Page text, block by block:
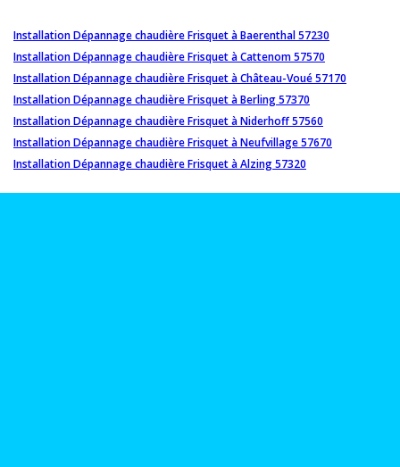
Installation Dépannage chaudière Frisquet à Baerenthal 57230
Installation Dépannage chaudière Frisquet à Cattenom 57570
Installation Dépannage chaudière Frisquet à Château-Voué 57170
Installation Dépannage chaudière Frisquet à Berling 57370
Installation Dépannage chaudière Frisquet à Niderhoff 57560
Installation Dépannage chaudière Frisquet à Neufvillage 57670
Installation Dépannage chaudière Frisquet à Alzing 57320